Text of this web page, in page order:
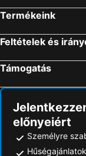
Termékeink
Feltételek és
Támogatás
előnyeiért
Személyre